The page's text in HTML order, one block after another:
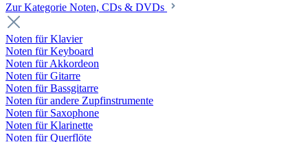
Zur Kategorie Noten, CDs & DVDs
Noten für Klavier
Noten für Keyboard
Noten für Akkordeon
Noten für Gitarre
Noten für Bassgitarre
Noten für andere Zupfinstrumente
Noten für Saxophone
Noten für Klarinette
Noten für Querflöte